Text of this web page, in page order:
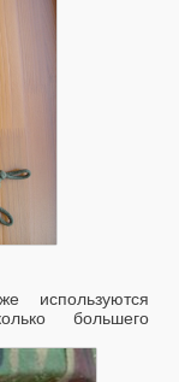
используются
большего